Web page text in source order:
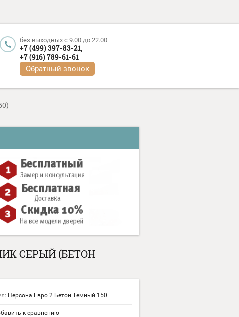
без выходных c 9.00 до 22.00
+7 (499) 397-83-21,
+7 (916) 789-61-61
Обратный звонок
СЕРЫЙ (БЕТОН
Персона Евро 2 Бетон Темный 150
к сравнению